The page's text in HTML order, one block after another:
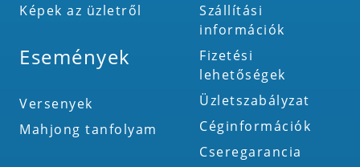
Képek az üzletről
Események
Versenyek
Mahjong tanfolyam
Szállítási
információk
Fizetési
lehetőségek
Üzletszabályzat
Céginformációk
Cseregarancia